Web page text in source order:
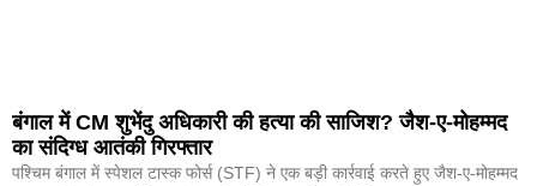
बंगाल में CM शुभेंदु अधिकारी की हत्या की साजिश? जैश-ए-मोहम्मद
का संदिग्ध आतंकी गिरफ्तार
पश्चिम बंगाल में स्पेशल टास्क फोर्स (STF) ने एक बड़ी कार्रवाई करते हुए जैश-ए-मोहम्मद